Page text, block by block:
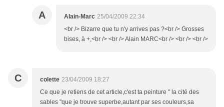
A Alain-Marc 25/04/2009 22:34
<br /> Bizarre que tu n'y arrives pas ?<br /> Grosses
bises, à +,<br /> <br /> Alain MARC<br /> <br /> <br />
C colette 23/04/2009 18:27
Ce que je retiens de cet article,c'est ta peinture " la cité des
sables "que je trouve superbe,autant par ses couleurs,sa